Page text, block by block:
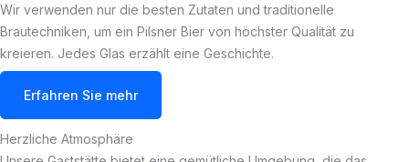
Wir verwenden nur die besten Zutaten und traditionelle
Brautechniken, um ein Pilsner Bier von höchster Qualität zu
kreieren. Jedes Glas erzählt eine Geschichte.
Erfahren Sie mehr
Herzliche Atmosphäre